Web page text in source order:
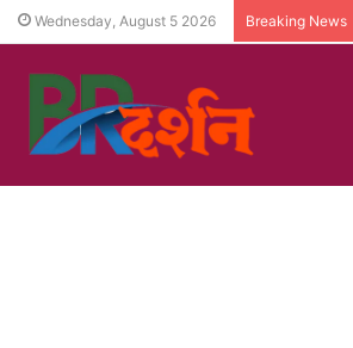
Wednesday, August 5 2026 Breaking News